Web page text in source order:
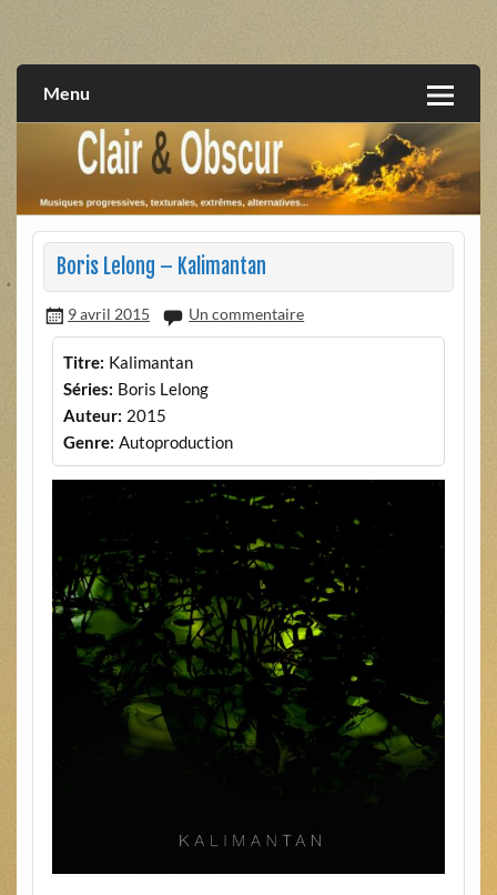
extrêmes, alternatives, texturales
Menu
Boris Lelong – Kalimantan
9 avril 2015 Un commentaire
Titre: Kalimantan
Séries: Boris Lelong
Auteur: 2015
Genre: Autoproduction